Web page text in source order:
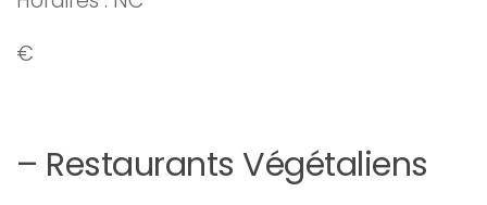
€
– Restaurants Végétaliens